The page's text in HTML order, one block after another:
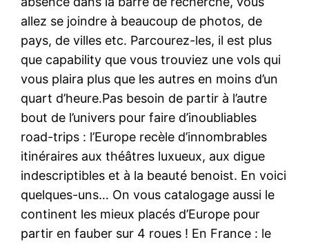
allez se joindre à beaucoup de photos, de
pays, de villes etc. Parcourez-les, il est plus
que capability que vous trouviez une vols qui
vous plaira plus que les autres en moins d’un
quart d’heure.Pas besoin de partir à l’autre
bout de l’univers pour faire d’inoubliables
road-trips : l’Europe recèle d’innombrables
itinéraires aux théâtres luxueux, aux digue
indescriptibles et à la beauté benoist. En voici
quelques-uns… On vous catalogage aussi le
continent les mieux placés d’Europe pour
partir en fauber sur 4 roues ! En France : le